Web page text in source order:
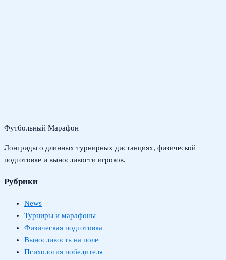
Футбольный Марафон
Лонгриды о длинных турнирных дистанциях, физической
подготовке и выносливости игроков.
Рубрики
News
Турниры и марафоны
Физическая подготовка
Выносливость на поле
Психология победителя